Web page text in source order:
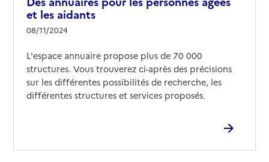
et les aidants
08/11/2024
L'espace annuaire propose plus de 70 000
structures. Vous trouverez ci-après des précisions
sur les différentes possibilités de recherche, les
différentes structures et services proposés.